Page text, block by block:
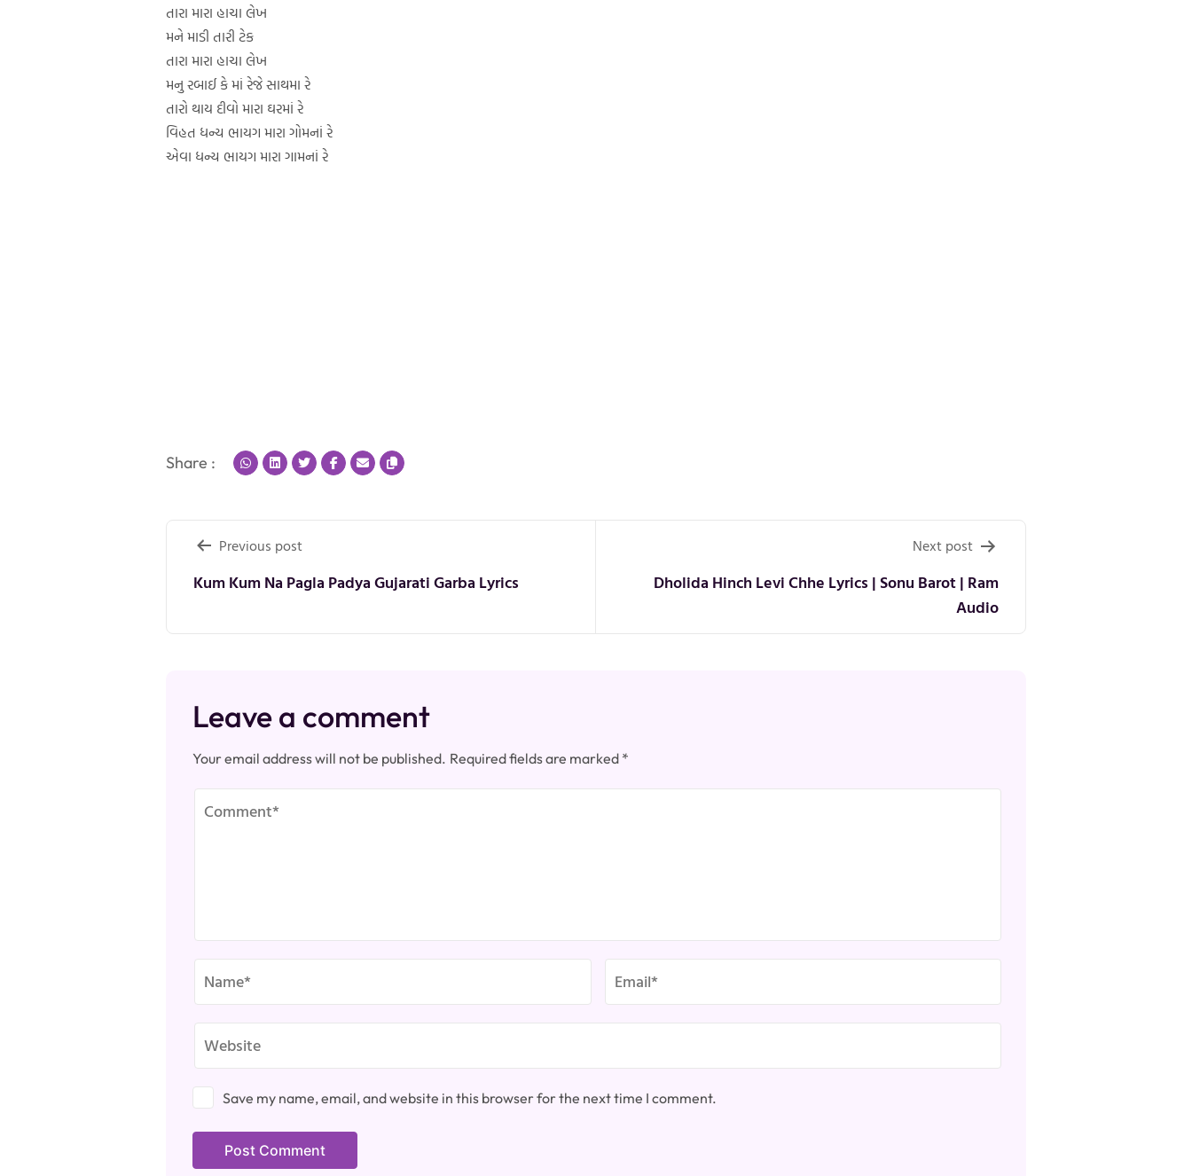
તારા મારા હાચા લેખ
મને માડી તારી ટેક
તારા મારા હાચા લેખ
મનુ રબાઈ કે માં રેજે સાથમા રે
તારો થાય દીવો મારા ઘરમાં રે
વિહત ધન્ય ભાયગ મારા ગોમનાં રે
એવા ધન્ય ભાયગ મારા ગામનાં રે
Share :
Post
navigation
Previous post
Kum Kum Na Pagla Padya Gujarati Garba Lyrics
Next post
Dholida Hinch Levi Chhe Lyrics | Sonu Barot | Ram
Audio
Leave a comment
Your email address will not be published. Required fields are marked *
Save my name, email, and website in this browser for the next time I comment.